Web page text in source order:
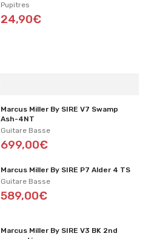
Pupitres
24,90€
Marcus Miller By SIRE V7 Swamp
Ash-4NT
Guitare Basse
699,00€
Marcus Miller By SIRE P7 Alder 4 TS
Guitare Basse
589,00€
Marcus Miller By SIRE V3 BK 2nd